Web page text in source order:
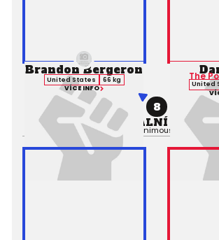
Brandon Bergeron
United States
66 kg
VÍCE INFO
8
PROFESIONÁLNÍ ZÁPAS
Výsledek:Decision (Unanimous), 3. kolo
The
United